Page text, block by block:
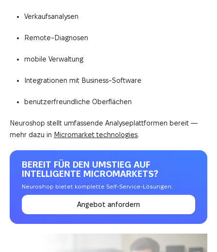
Verkaufsanalysen
Remote-Diagnosen
mobile Verwaltung
Integrationen mit Business-Software
benutzerfreundliche Oberflächen
Neuroshop stellt umfassende Analyseplattformen bereit —
mehr dazu in Micromarket technologies
BEREIT FÜR DEN UMSTIEG AUF
INTELLIGENTE MICROMARKETS?
Neuroshop bietet komplette Self-Service-Lösungen.
Angebot anfordern